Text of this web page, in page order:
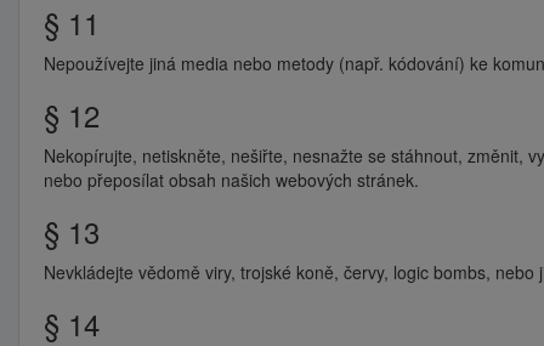
§ 11
Nepoužívejte jiná media nebo metody (např. kódování) ke
§ 12
Nekopírujte, netiskněte, nešiřte, nesnažte se stáhnout, změnit,
nebo přeposílat obsah našich webových stránek.
§ 13
Nevkládejte vědomě viry, trojské koně, červy, logic bombs,
§ 14